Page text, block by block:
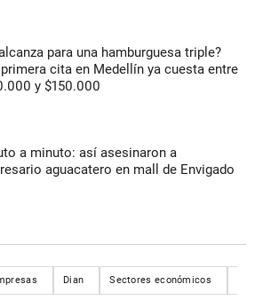
para una hamburguesa triple?
primera cita en Medellín ya cuesta entre
y $150.000
a minuto: así asesinaron a
aguacatero en mall de Envigado
Dian Sectores económicos